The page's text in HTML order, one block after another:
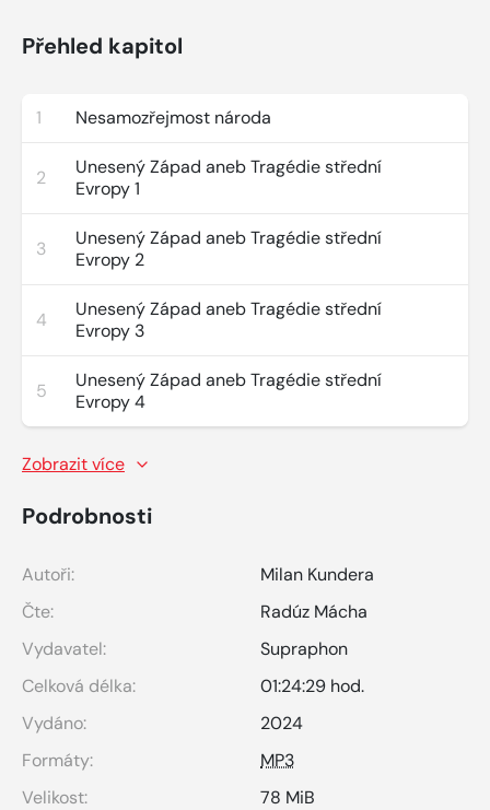
Přehled kapitol
1 Nesamozřejmost národa
2
Unesený Západ aneb Tragédie střední
Evropy 1
3
Unesený Západ aneb Tragédie střední
Evropy 2
4
Unesený Západ aneb Tragédie střední
Evropy 3
5
Unesený Západ aneb Tragédie střední
Evropy 4
Zobrazit více
Podrobnosti
Autoři:
Milan Kundera
Čte:
Radúz Mácha
Vydavatel:
Supraphon
Celková délka:
01:24:29 hod.
Vydáno:
2024
Formáty:
MP3
Velikost:
78 MiB